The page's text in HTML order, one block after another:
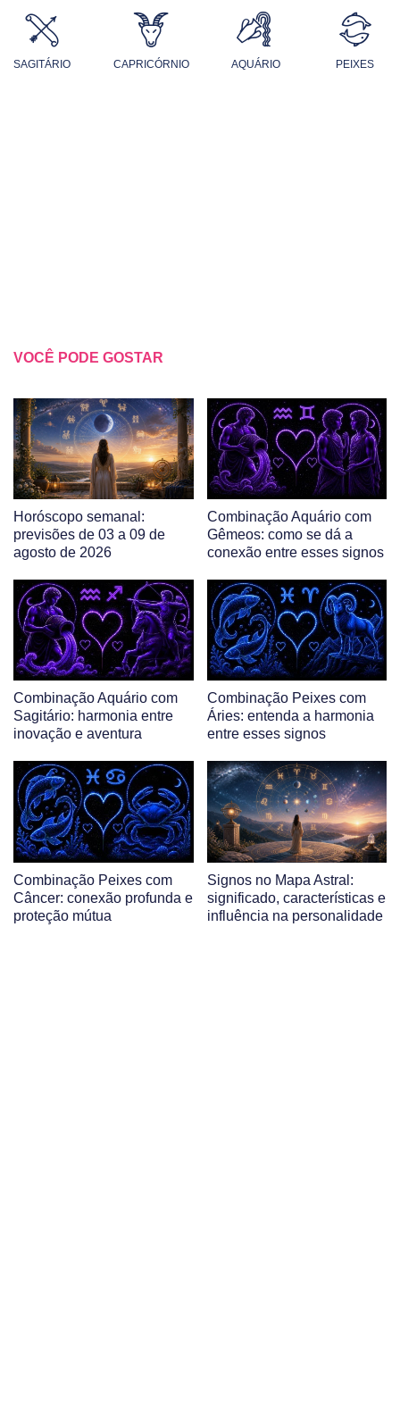
SAGITÁRIO CAPRICÓRNIO AQUÁRIO PEIXES
VOCÊ PODE GOSTAR
Horóscopo semanal:
previsões de 03 a 09 de
agosto de 2026
Combinação Aquário com
Gêmeos: como se dá a
conexão entre esses signos
Combinação Aquário com
Sagitário: harmonia entre
inovação e aventura
Combinação Peixes com
Áries: entenda a harmonia
entre esses signos
Combinação Peixes com
Câncer: conexão profunda e
proteção mútua
Signos no Mapa Astral:
significado, características e
influência na personalidade